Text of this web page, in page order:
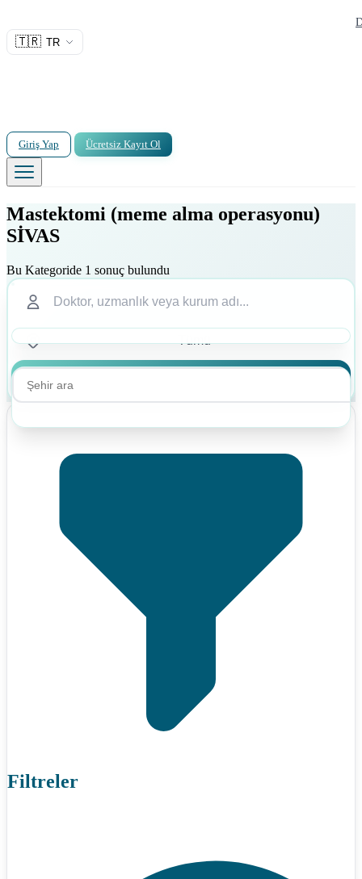
🇹🇷 TR
Giriş Yap Ücretsiz Kayıt Ol
Mastektomi (meme alma operasyonu)
SİVAS
Bu Kategoride 1 sonuç bulundu
Filtreler